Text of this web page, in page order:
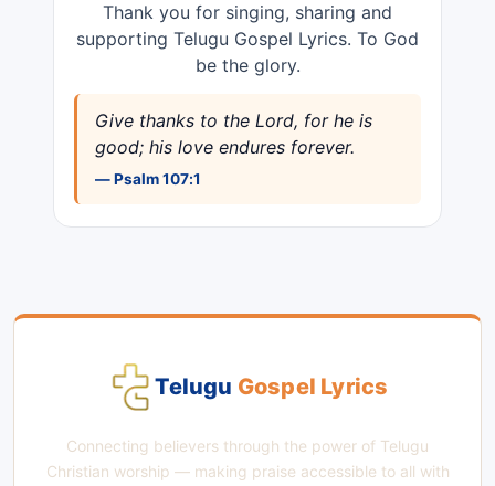
Thank you for singing, sharing and
supporting Telugu Gospel Lyrics. To God
be the glory.
Give thanks to the Lord, for he is
good; his love endures forever.
— Psalm 107:1
Telugu Gospel Lyrics
Connecting believers through the power of Telugu
Christian worship — making praise accessible to all with